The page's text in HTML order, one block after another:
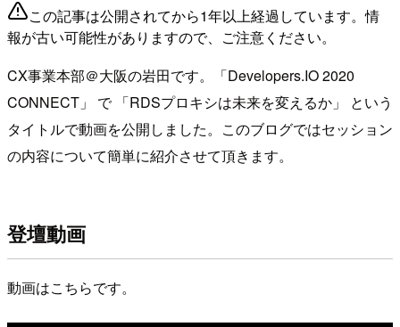
この記事は公開されてから1年以上経過しています。情
報が古い可能性がありますので、ご注意ください。
CX事業本部＠大阪の岩田です。「Developers.IO 2020
CONNECT」 で 「RDSプロキシは未来を変えるか」 という
タイトルで動画を公開しました。このブログではセッション
の内容について簡単に紹介させて頂きます。
登壇動画
動画はこちらです。